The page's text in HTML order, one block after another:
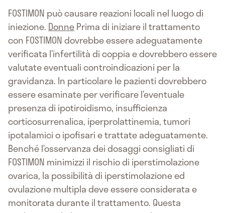
FOSTIMON può causare reazioni locali nel luogo di
iniezione. DonnePrima di iniziare il trattamento
con FOSTIMON dovrebbe essere adeguatamente
verificata l’infertilità di coppia e dovrebbero essere
valutate eventuali controindicazioni per la
gravidanza. In particolare le pazienti dovrebbero
essere esaminate per verificare l’eventuale
presenza di ipotiroidismo, insufficienza
corticosurrenalica, iperprolattinemia, tumori
ipotalamici o ipofisari e trattate adeguatamente.
Benché l’osservanza dei dosaggi consigliati di
FOSTIMON minimizzi il rischio di iperstimolazione
ovarica, la possibilità di iperstimolazione ed
ovulazione multipla deve essere considerata e
monitorata durante il trattamento. Questa